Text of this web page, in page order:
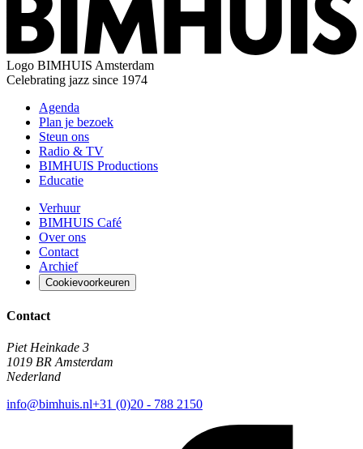
Logo BIMHUIS Amsterdam
Celebrating jazz since 1974
Agenda
Plan je bezoek
Steun ons
Radio & TV
BIMHUIS Productions
Educatie
Verhuur
BIMHUIS Café
Over ons
Contact
Archief
Cookievoorkeuren
Contact
Piet Heinkade 3
1019 BR Amsterdam
Nederland
info@bimhuis.nl+31 (0)20 - 788 2150